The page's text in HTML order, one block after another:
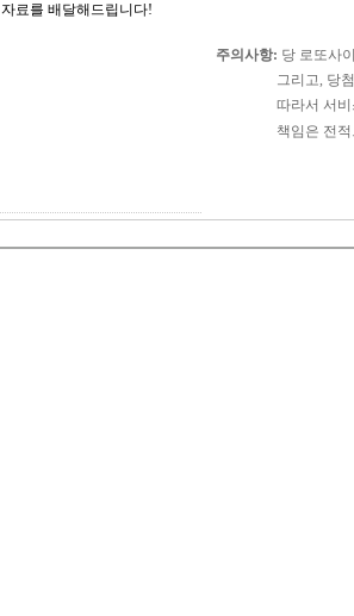
자료를 배달해드립니다!
주의사항: 당 로또사
그리고, 당첨확정
따라서 서비스 이
책임은 전적으로